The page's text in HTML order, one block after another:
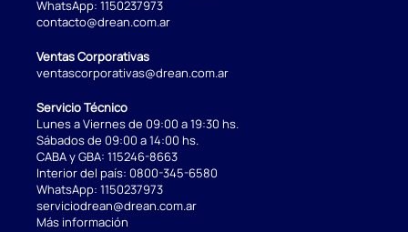
WhatsApp: 1150237973
contacto@drean.com.ar
Ventas Corporativas
ventascorporativas@drean.com.ar
Servicio Técnico
Lunes a Viernes de 09:00 a 19:30 hs.
Sábados de 09:00 a 14:00 hs.
CABA y GBA: 115246-8663
Interior del país: 0800-345-6580
WhatsApp: 1150237973
serviciodrean@drean.com.ar
Más información